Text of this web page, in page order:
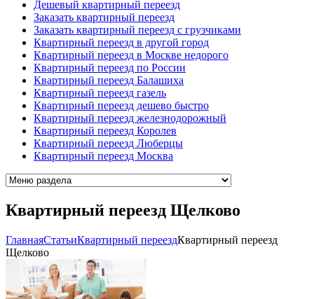
Дешевый квартирный переезд
Заказать квартирный переезд
Заказать квартирный переезд с грузчиками
Квартирный переезд в другой город
Квартирный переезд в Москве недорого
Квартирный переезд по России
Квартирный переезд Балашиха
Квартирный переезд газель
Квартирный переезд дешево быстро
Квартирный переезд железнодорожный
Квартирный переезд Королев
Квартирный переезд Люберцы
Квартирный переезд Москва
Квартирный переезд Щелково
ГлавнаяCтатьиКвартирный переездКвартирный переезд
Щелково